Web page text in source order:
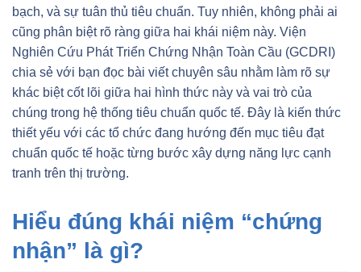
bạch, và sự tuân thủ tiêu chuẩn. Tuy nhiên, không phải ai
cũng phân biệt rõ ràng giữa hai khái niệm này. Viện
Nghiên Cứu Phát Triển Chứng Nhận Toàn Cầu (GCDRI)
chia sẻ với bạn đọc bài viết chuyên sâu nhằm làm rõ sự
khác biệt cốt lõi giữa hai hình thức này và vai trò của
chúng trong hệ thống tiêu chuẩn quốc tế. Đây là kiến thức
thiết yếu với các tổ chức đang hướng đến mục tiêu đạt
chuẩn quốc tế hoặc từng bước xây dựng năng lực cạnh
tranh trên thị trường.
Hiểu đúng khái niệm “chứng
nhận” là gì?